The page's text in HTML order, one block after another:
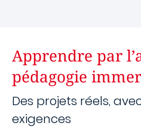
Apprendre par
pédagogie
Des projets réels,
exigences